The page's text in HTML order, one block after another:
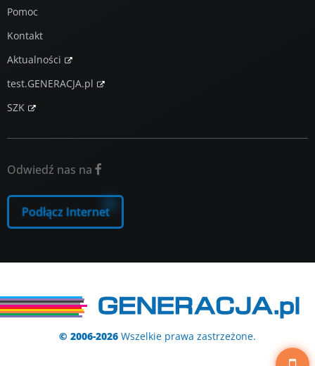
Pomoc
Kontakt
Aktualności
test.GENERACJA.pl
SZK
Odwiedź nas na 
Podłącz Internet
© 2006-2026 Wszelkie prawa zastrzeżone.